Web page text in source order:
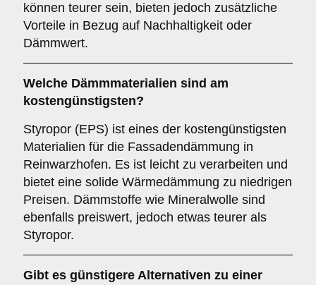
können teurer sein, bieten jedoch zusätzliche
Vorteile in Bezug auf Nachhaltigkeit oder
Dämmwert.
Welche Dämmmaterialien sind am
kostengünstigsten?
Styropor (EPS) ist eines der kostengünstigsten
Materialien für die Fassadendämmung in
Reinwarzhofen. Es ist leicht zu verarbeiten und
bietet eine solide Wärmedämmung zu niedrigen
Preisen. Dämmstoffe wie Mineralwolle sind
ebenfalls preiswert, jedoch etwas teurer als
Styropor.
Gibt es günstigere Alternativen zu einer